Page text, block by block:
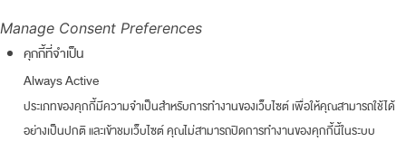
Manage Consent Preferences
คุกกี้ที่จำเป็น
Always Active
ประเภทของคุกกี้มีความจำเป็นสำหรับการทำงานของเว็บไซต์ เพื่อให้คุณสามารถใช้ได้
อย่างเป็นปกติ และเข้าชมเว็บไซต์ คุณไม่สามารถปิดการทำงานของคุกกี้นี้ในระบบ